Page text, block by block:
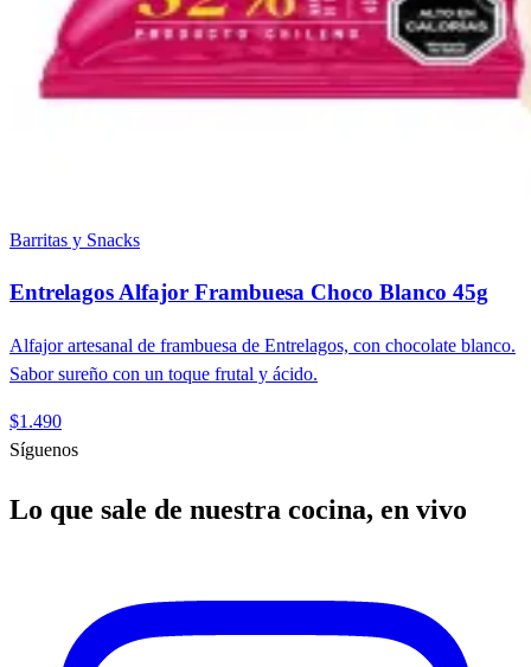
Barritas y Snacks
Entrelagos Alfajor Frambuesa Choco Blanco 45g
Alfajor artesanal de frambuesa de Entrelagos, con chocolate blanco.
Sabor sureño con un toque frutal y ácido.
$1.490
Síguenos
Lo que sale de nuestra cocina, en vivo